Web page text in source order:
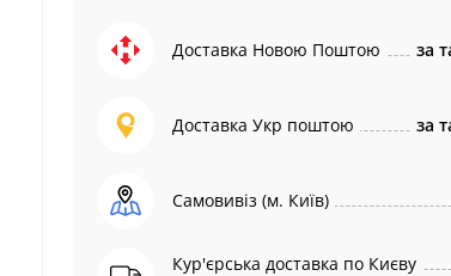
Доставка Новою Поштою за
Доставка Укр поштою за
Самовивіз (м. Київ)
Кур'єрська доставка по Києву